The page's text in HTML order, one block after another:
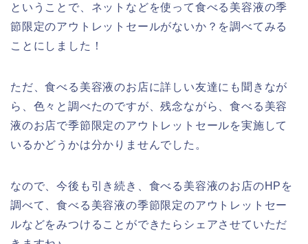
ということで、ネットなどを使って食べる美容液の季
節限定のアウトレットセールがないか？を調べてみる
ことにしました！
ただ、食べる美容液のお店に詳しい友達にも聞きなが
ら、色々と調べたのですが、残念ながら、食べる美容
液のお店で季節限定のアウトレットセールを実施して
いるかどうかは分かりませんでした。
なので、今後も引き続き、食べる美容液のお店のHPを
調べて、食べる美容液の季節限定のアウトレットセー
ルなどをみつけることができたらシェアさせていただ